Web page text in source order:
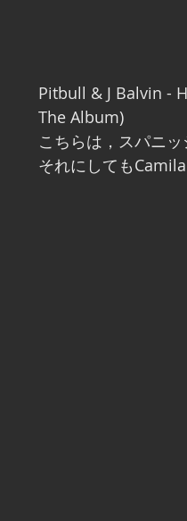
Pitbull & J Balvin -
The Album)
こちらは，スパニ
それにしても